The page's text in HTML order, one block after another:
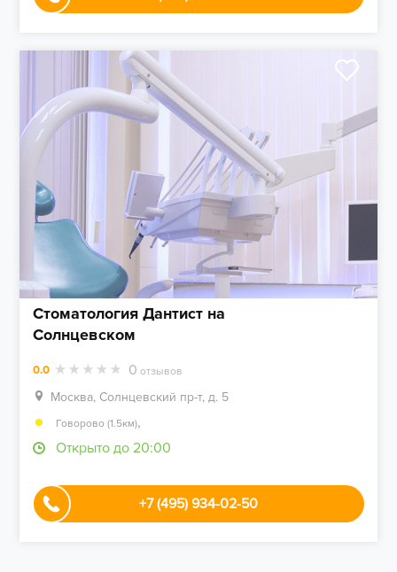
Стоматология Дантист на
Солнцевском
0.0 0 отзывов
Москва, Солнцевский пр-т, д. 5
Говорово (1.5км),
Открыто до 20:00
+7 (495) 934-02-50